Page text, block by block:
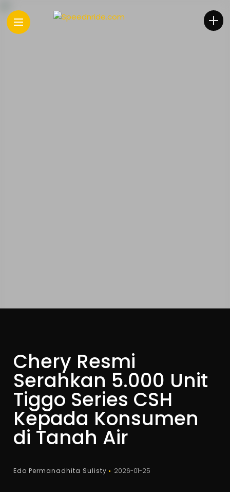
Chery Resmi
Serahkan 5.000 Unit
Tiggo Series CSH
Kepada Konsumen
di Tanah Air
Edo Permanadhita Sulisty 2026-01-25